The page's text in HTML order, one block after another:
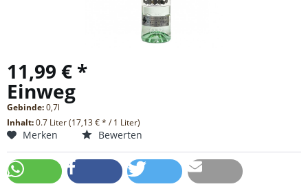
11,99 € *
Einweg
Gebinde:0,7l
Inhalt:0.7 Liter (17,13 € * / 1 Liter)
Merken Bewerten